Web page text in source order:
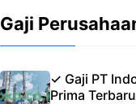
Gaji
✓ Gaji PT
Prima